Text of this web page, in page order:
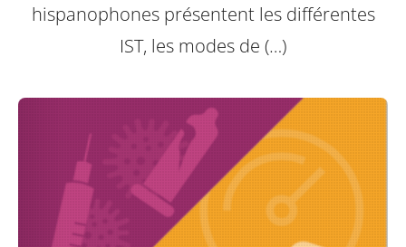
hispanophones présentent les différentes
IST, les modes de (…)